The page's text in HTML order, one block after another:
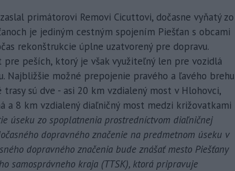
primátorovi Removi Cicuttovi, dočasne vyňatý zo
je jediným cestným spojením Piešťan s obcami
rekonštrukcie úplne uzatvorený pre dopravu.
peších, ktorý je však využiteľný len pre vozidlá
Najbližšie možné prepojenie pravého a ľavého brehu
trasy sú dve - asi 20 km vzdialený most v Hlohovci,
a 8 km vzdialený diaľničný most medzi križovatkami
úseku zo spoplatnenia prostredníctvom diaľničnej
dopravného značenie na predmetnom úseku v
dopravného značenia bude znášať mesto Piešťany
samosprávneho kraja (TTSK), ktorá pripravuje